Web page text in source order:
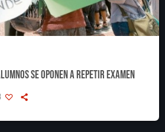
se oponen a repetir examen